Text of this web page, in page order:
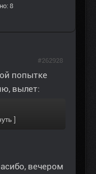
8
попытке
вылет:
вечером
#262928